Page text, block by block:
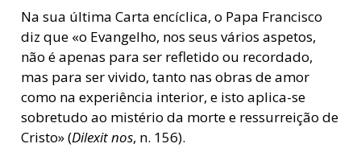
Na sua última Carta encíclica, o Papa Francisco
diz que «o Evangelho, nos seus vários aspetos,
não é apenas para ser refletido ou recordado,
mas para ser vivido, tanto nas obras de amor
como na experiência interior, e isto aplica-se
sobretudo ao mistério da morte e ressurreição de
Cristo» (Dilexit nos, n. 156).